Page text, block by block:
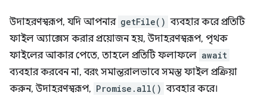
উদাহরণস্বরূপ, যদি আপনার getFile() ব্যবহার করে প্রতিটি
ফাইল অ্যাক্সেস করার প্রয়োজন হয়, উদাহরণস্বরূপ, পৃথক
ফাইলের আকার পেতে, তাহলে প্রতিটি ফলাফলে await
ব্যবহার করবেন না, বরং সমান্তরালভাবে সমস্ত ফাইল প্রক্রিয়া
করুন, উদাহরণস্বরূপ, Promise.all() ব্যবহার করে।